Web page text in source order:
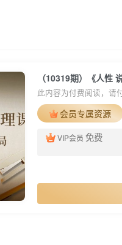
此内容为付费阅读，请
会员专属资源
VIP会员 免费